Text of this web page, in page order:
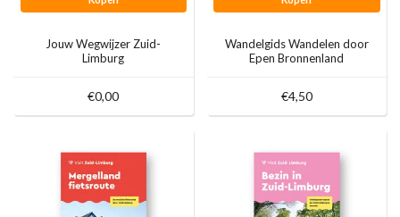
Jouw Wegwijzer Zuid-
Limburg
€0,00
Wandelgids Wandelen door
Epen Bronnenland
€4,50